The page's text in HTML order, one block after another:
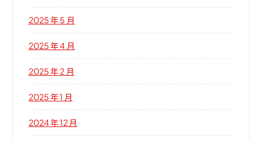
2025 年 5 月
2025 年 4 月
2025 年 2 月
2025 年 1 月
2024 年 12 月